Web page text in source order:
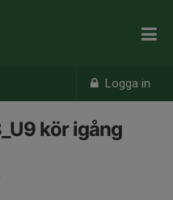
Logga in
kör igång